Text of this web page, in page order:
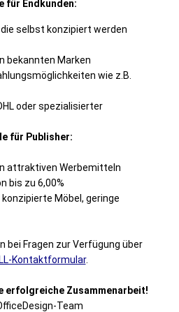
für Endkunden:
die selbst konzipiert werden
bekannten Marken
wie z.B.
oder spezialisierter
für Publisher:
attraktiven Werbemitteln
bis zu 6,00%
konzipierte Möbel, geringe
bei Fragen zur Verfügung über
Kontaktformular.
erfolgreiche Zusammenarbeit!
Team